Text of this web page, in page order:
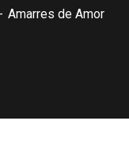
Amarres de Amor